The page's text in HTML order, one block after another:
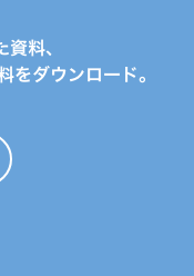
料、
ダウンロード。